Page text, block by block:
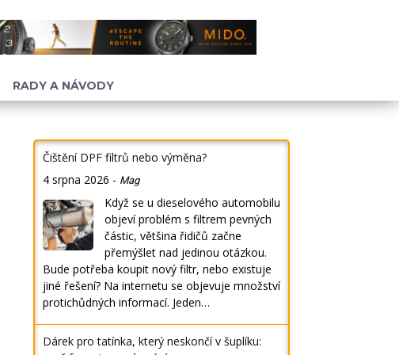
RADY A NÁVODY
Čištění DPF filtrů nebo výměna?
4 srpna 2026 - Mag
Když se u dieselového automobilu
objeví problém s filtrem pevných
částic, většina řidičů začne
přemýšlet nad jedinou otázkou.
Bude potřeba koupit nový filtr, nebo existuje
jiné řešení? Na internetu se objevuje množství
protichůdných informací. Jeden…
Dárek pro tatínka, který neskončí v šuplíku: